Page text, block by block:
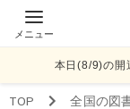
メニュー
本日(8/9)の開
TOP 全国の図